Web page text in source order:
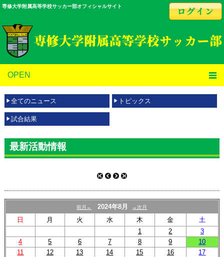
専修大学附属高等学校サッカー部オフィシャルサイト
OPEN
全てのニュース トピックス
試合結果
最新活動情報
前月← 2024年8月 →次月
日 月 火 水 木 金
土
1
2
3
4
5 6 7 8 9
10
11
12 13 14 15 16
17